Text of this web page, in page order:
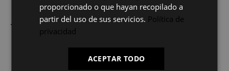
También le puede interesar
proporcionado o que hayan recopilado a
partir del uso de sus servicios. Política de
privacidad
ACEPTAR TODO